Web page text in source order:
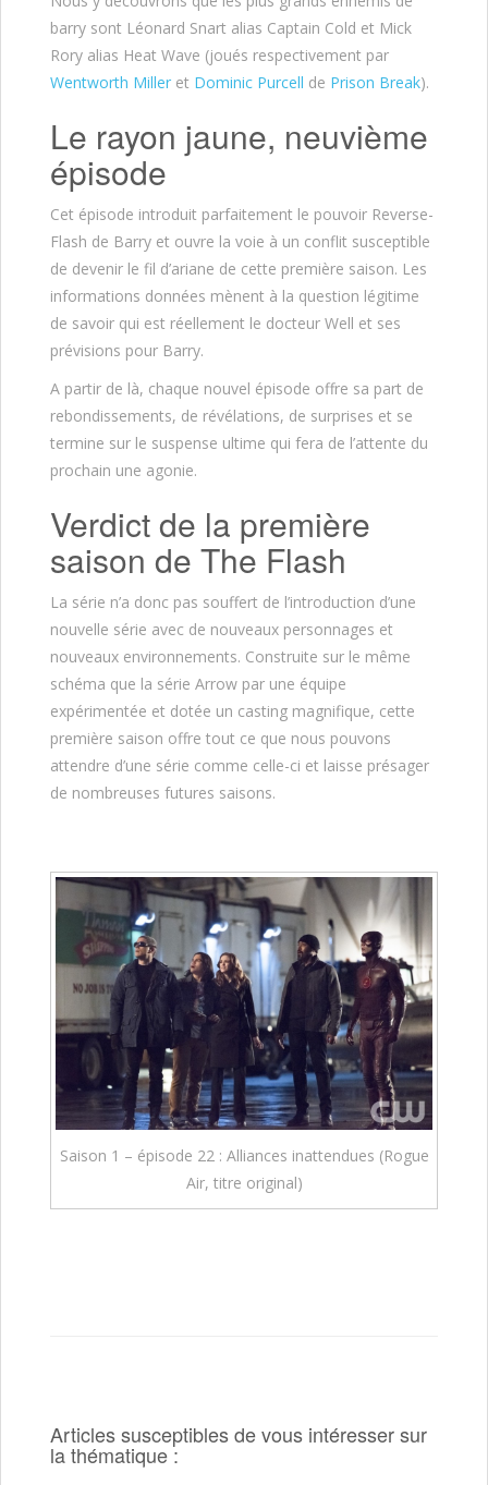
barry sont Léonard Snart alias Captain Cold et Mick
Rory alias Heat Wave (joués respectivement par
Wentworth Miller et Dominic Purcell de Prison Break).
Le rayon jaune, neuvième
épisode
Cet épisode introduit parfaitement le pouvoir Reverse-
Flash de Barry et ouvre la voie à un conflit susceptible
de devenir le fil d’ariane de cette première saison. Les
informations données mènent à la question légitime
de savoir qui est réellement le docteur Well et ses
prévisions pour Barry.
A partir de là, chaque nouvel épisode offre sa part de
rebondissements, de révélations, de surprises et se
termine sur le suspense ultime qui fera de l’attente du
prochain une agonie.
Verdict de la première
saison de The Flash
La série n’a donc pas souffert de l’introduction d’une
nouvelle série avec de nouveaux personnages et
nouveaux environnements. Construite sur le même
schéma que la série Arrow par une équipe
expérimentée et dotée un casting magnifique, cette
première saison offre tout ce que nous pouvons
attendre d’une série comme celle-ci et laisse présager
de nombreuses futures saisons.
Saison 1 – épisode 22 : Alliances inattendues (Rogue
Air, titre original)
Articles susceptibles de vous intéresser sur
la thématique :